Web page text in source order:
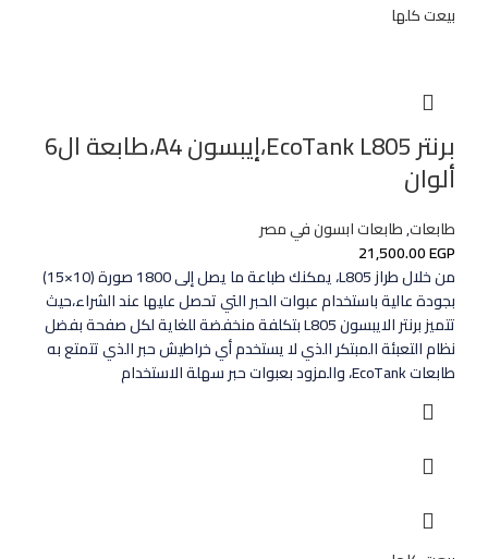
بيعت كلها
برنتر EcoTank L805،إيبسون A4،طابعة ال6
ألوان
طابعات,طابعات ابسون في مصر
21,500.00EGP
من خلال طراز L805، يمكنك طباعة ما يصل إلى 1800 صورة (10×15)
بجودة عالية باستخدام عبوات الحبر التي تحصل عليها عند الشراء،حيث
تتميز برنتر الايبسون L805 بتكلفة منخفضة للغاية لكل صفحة بفضل
نظام التعبئة المبتكر الذي لا يستخدم أي خراطيش حبر الذي تتمتع به
طابعات EcoTank، والمزود بعبوات حبر سهلة الاستخدام